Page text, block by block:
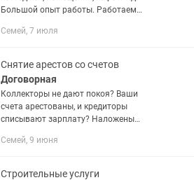
Большой опыт работы. Работаем
Моющее средство приносим с собой.
Семей, 7 июля
Снятие арестов со счетов
Договорная
Коллекторы не дают покоя? Ваши
счета арестованы, и кредиторы
списывают зарплату? Наложены
Решение есть! Мы поможем Вам. А
Судебному...
Семей, 9 июня
Строительные услуги